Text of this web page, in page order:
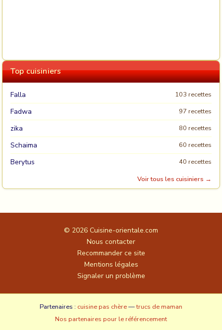
Top cuisiniers
Falla 103 recettes
Fadwa 97 recettes
zika 80 recettes
Schaima 60 recettes
Berytus
40 recettes
Voir tous les cuisiniers →
© 2026 Cuisine-orientale.com
Nous contacter
Recommander ce site
Mentions légales
Signaler un problème
Partenaires : cuisine pas chère—trucs de maman
Nos partenaires pour le référencement